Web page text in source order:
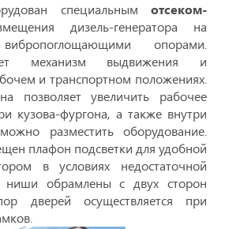
специальным отсеком-
дизель-генератора на
опорами.
механизм выдвижения и
и транспортном положениях.
позволяет увеличить рабочее
кузова-фургона, а также внутри
разместить оборудование.
плафон подсветки для удобной
в условиях недостаточной
ниши обрамлены с двух сторон
дверей осуществляется при